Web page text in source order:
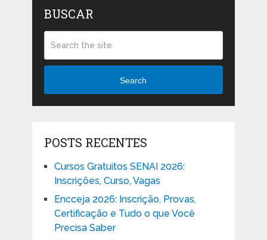
BUSCAR
Search
POSTS RECENTES
Cursos Gratuitos SENAI 2026:
Inscrições, Curso, Vagas
Encceja 2026: Inscrição, Provas,
Certificação e Tudo o que Você
Precisa Saber